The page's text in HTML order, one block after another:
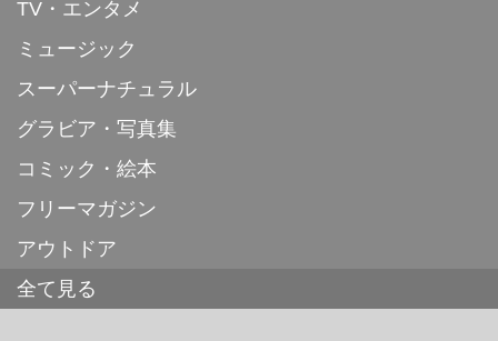
TV・エンタメ
ミュージック
スーパーナチュラル
グラビア・写真集
コミック・絵本
フリーマガジン
アウトドア
全て見る